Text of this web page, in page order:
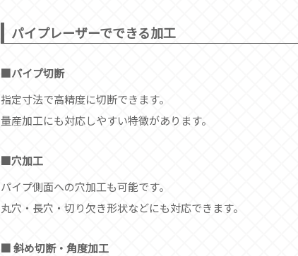
パイプレーザーでできる加工
パイプ切断
指定寸法で高精度に切断できます。
量産加工にも対応しやすい特徴があります。
穴加工
パイプ側面への穴加工も可能です。
丸穴・長穴・切り欠き形状などにも対応できます。
斜め切断・角度加工